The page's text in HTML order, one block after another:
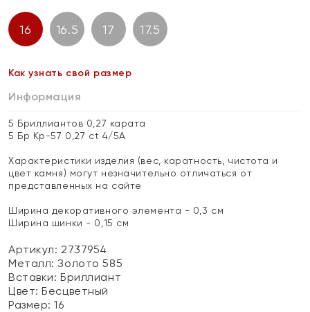
16 16.5 17 17.5
Как узнать свой размер
Информация
5 Бриллиантов 0,27 карата
5 Бр Кр-57 0,27 ct 4/5А
Характеристики изделия (вес, каратность, чистота и
цвет камня) могут незначительно отличаться от
представленных на сайте
Ширина декоративного элемента - 0,3 см
Ширина шинки - 0,15 см
Артикул: 2737954
Металл:Золото 585
Вставки:Бриллиант
Цвет:Бесцветный
Размер:16